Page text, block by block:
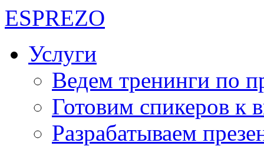
ESPREZO
Услуги
Ведем тренинги по
Готовим спикеров к
Разрабатываем